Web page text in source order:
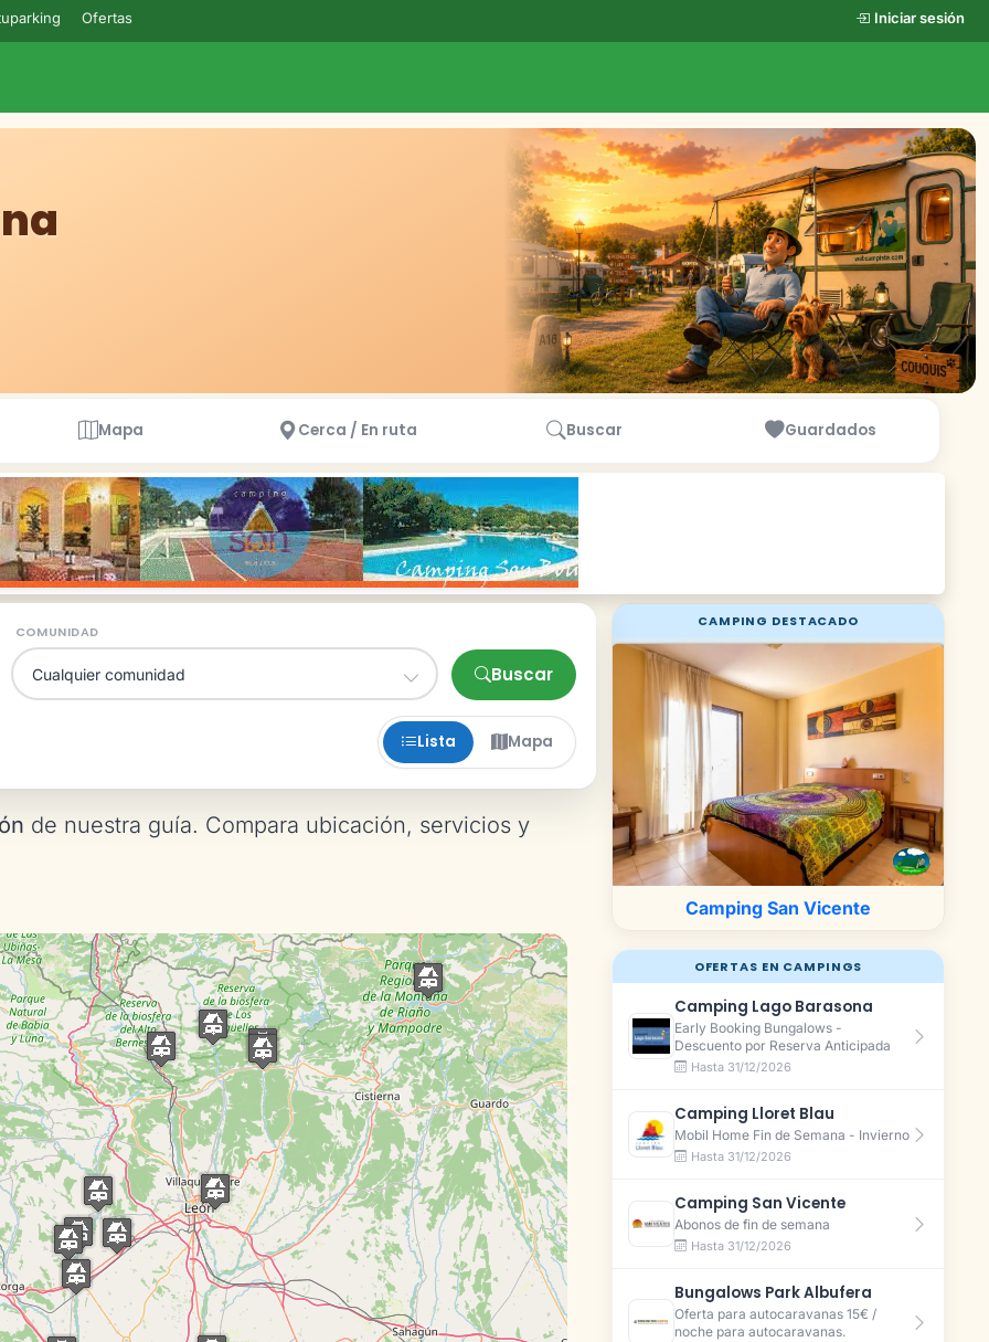
Ofertas Iniciar sesión
Mapa Cerca / En ruta Buscar Guardados
CAMPING DESTACADO
Camping San Vicente
OFERTAS EN CAMPINGS
Camping Lago Barasona
Early Booking Bungalows -
Descuento por Reserva Anticipada
Hasta 31/12/2026
Camping Lloret Blau
Mobil Home Fin de Semana - Invierno
Hasta 31/12/2026
Camping San Vicente
Abonos de fin de semana
Hasta 31/12/2026
Bungalows Park Albufera
Oferta para autocaravanas 15€ /
noche para autocaravanas.
COMUNIDAD
Buscar
Lista Mapa
de nuestra guía. Compara ubicación, servicios y